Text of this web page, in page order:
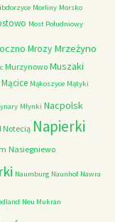
Morliny Morsko
Most Południowy
Mrozy Mrzeżyno
Murzynowo Muszaki
Mącice Mąkoszyce Mątyki
Młynki Nacpolsk
Notecią Napierki
Nasiegniewo
Naumburg Naunhof Nawra
Neu Mukran